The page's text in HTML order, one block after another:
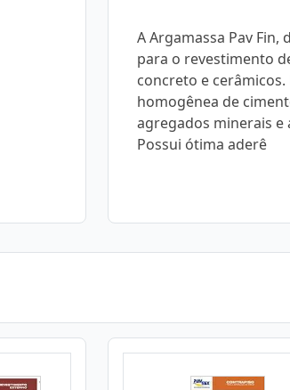
A Argamassa Pav Fin,
para o revestimento
concreto e
homogênea de
agregados minerais e
Possui ótima aderê